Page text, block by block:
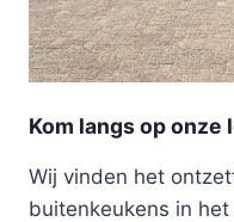
Kom langs op onze
Wij vinden het
buitenkeukens in